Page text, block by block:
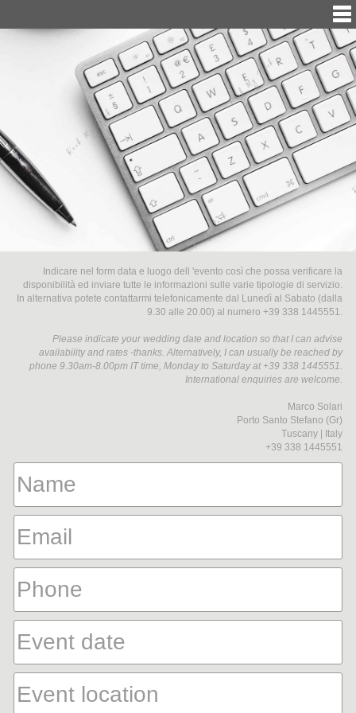
Indicare nel form data e luogo dell 'evento così che possa verificare la
disponibilità ed inviare tutte le informazioni sulle varie tipologie di servizio.
In alternativa potete contattarmi telefonicamente dal Lunedì al Sabato (dalla
9.30 alle 20.00) al numero +39 338 1445551.
Please indicate your wedding date and location so that I can advise
availability and rates -thanks. Alternatively, I can usually be reached by
phone 9.30am-8.00pm IT time, Monday to Saturday at +39 338 1445551.
International enquiries are welcome.
Marco Solari
Porto Santo Stefano (Gr)
Tuscany | Italy
+39 338 1445551